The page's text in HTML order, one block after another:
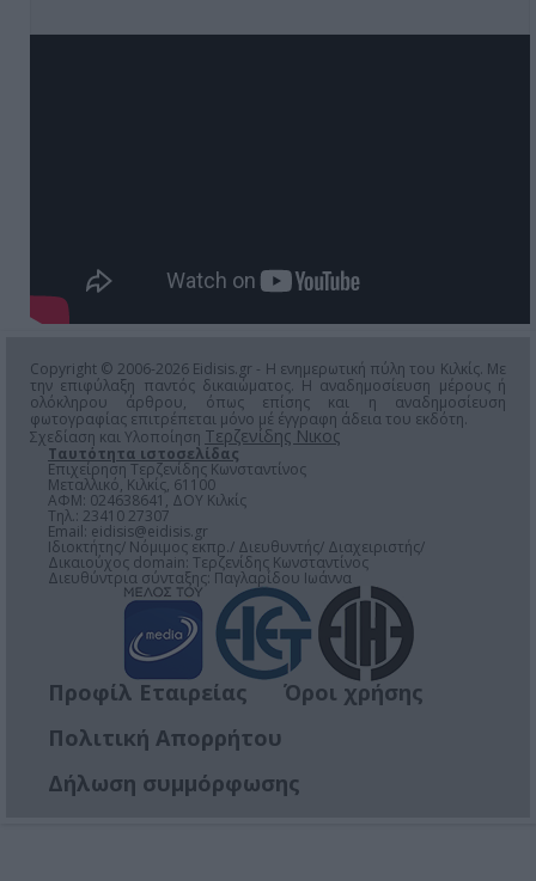
Copyright © 2006-2026 Eidisis.gr - Η ενημερωτική πύλη του Κιλκίς. Με
την επιφύλαξη παντός δικαιώματος. Η αναδημοσίευση μέρους ή
ολόκληρου άρθρου, όπως επίσης και η αναδημοσίευση
φωτογραφίας επιτρέπεται μόνο μέ έγγραφη άδεια του εκδότη.
Σχεδίαση και Υλοποίηση Τερζενίδης Νικος
Ταυτότητα ιστοσελίδας
Επιχείρηση Τερζενίδης Κωνσταντίνος
Μεταλλικό, Κιλκίς, 61100
ΑΦΜ: 024638641, ΔΟΥ Κιλκίς
Τηλ.: 23410 27307
Email: eidisis@eidisis.gr
Ιδιοκτήτης/ Νόμιμος εκπρ./ Διευθυντής/ Διαχειριστής/
Δικαιούχος domain: Τερζενίδης Κωνσταντίνος
Διευθύντρια σύνταξης: Παγλαρίδου Ιωάννα
Προφίλ Εταιρείας
Όροι χρήσης
Πολιτική Απορρήτου
Δήλωση συμμόρφωσης